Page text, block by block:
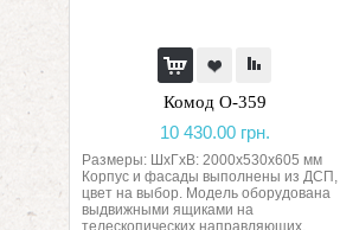
Комод О-359
10 430.00 грн.
Размеры: ШхГхВ: 2000х530х605 мм
Корпус и фасады выполнены из ДСП,
цвет на выбор. Модель оборудована
выдвижными ящиками на
телескопических направляющих.